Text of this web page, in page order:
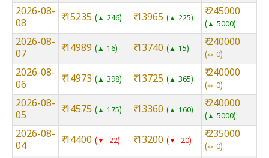
2026-08-
08
₹ 15235 ▲ 246 ₹ 13965 ▲ 225
₹ 245000
▲ 5000
2026-08-
07
₹ 14989 ▲ 16 ₹ 13740 ▲ 15
₹ 240000
⇿ 0
2026-08-
06
₹ 14973 ▲ 398 ₹ 13725 ▲ 365
₹ 240000
⇿ 0
2026-08-
05
₹ 14575 ▲ 175 ₹ 13360 ▲ 160
₹ 240000
▲ 5000
2026-08-
04
₹ 14400 ▼ -22 ₹ 13200 ▼ -20
₹ 235000
⇿ 0